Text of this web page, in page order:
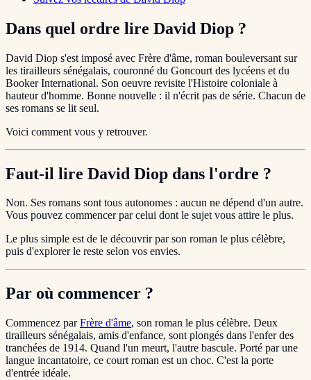
Dans quel ordre lire David Diop ?
David Diop s'est imposé avec Frère d'âme, roman bouleversant sur
les tirailleurs sénégalais, couronné du Goncourt des lycéens et du
Booker International. Son oeuvre revisite l'Histoire coloniale à
hauteur d'homme. Bonne nouvelle : il n'écrit pas de série. Chacun de
ses romans se lit seul.
Voici comment vous y retrouver.
Faut-il lire David Diop dans l'ordre ?
Non. Ses romans sont tous autonomes : aucun ne dépend d'un autre.
Vous pouvez commencer par celui dont le sujet vous attire le plus.
Le plus simple est de le découvrir par son roman le plus célèbre,
puis d'explorer le reste selon vos envies.
Par où commencer ?
Commencez parFrère d'âme, son roman le plus célèbre. Deux
tirailleurs sénégalais, amis d'enfance, sont plongés dans l'enfer des
tranchées de 1914. Quand l'un meurt, l'autre bascule. Porté par une
langue incantatoire, ce court roman est un choc. C'est la porte
d'entrée idéale.